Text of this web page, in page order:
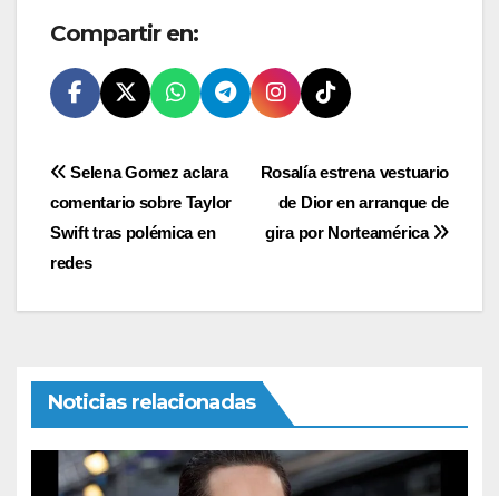
Compartir en:
Navegación
de
entradas
Rosalía estrena vestuario
de Dior en arranque de
gira por Norteamérica
Selena Gomez aclara
comentario sobre Taylor
Swift tras polémica en
redes
Noticias relacionadas